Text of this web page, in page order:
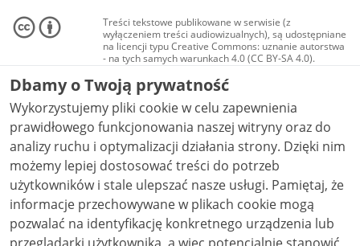
Treści tekstowe publikowane w serwisie (z
wyłączeniem treści audiowizualnych), są udostępniane
na licencji typu Creative Commons: uznanie autorstwa
- na tych samych warunkach 4.0 (CC BY-SA 4.0).
Materiały audiowizualne, w tym zdjęcia, materiały
audio i wideo, są udostępniane na licencji typu
Creative Commons: uznanie autorstwa użycie
niekomercyjne - bez utworów zależnych 4.0 (CC BY-
NC-ND 4.0), o ile nie jest to stwierdzone inaczej.
Dbamy o Twoją prywatność
Wykorzystujemy pliki cookie w celu zapewnienia
prawidłowego funkcjonowania naszej witryny oraz do
analizy ruchu i optymalizacji działania strony. Dzięki nim
możemy lepiej dostosować treści do potrzeb
użytkowników i stale ulepszać nasze usługi. Pamiętaj, że
informacje przechowywane w plikach cookie mogą
pozwalać na identyfikację konkretnego urządzenia lub